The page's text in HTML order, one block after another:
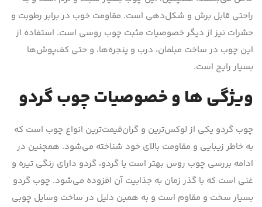
راحتی قابل برش و شکل‌دهی است. مقاومت خوب در برابر رطوبت و
حشرات نیز از دیگر خصوصیات مثبت چوب روسی است. استفاده از
این چوب در ساخت مبلمان، درب و پنجره‌ها، و حتی کف‌پوش‌ها
بسیار رایج است.
ویژگی ها و خصوصیات چوب گردو
چوب گردو یکی از لوکس‌ترین و گران‌قیمت‌ترین انواع چوب است که
به خاطر زیبایی و مقاومت بالای خود شناخته می‌شود. همچنین در
ادامه بررسی چوب روس بهتر است یا گردو، گردو دارای رنگی تیره و
غنی است که با گذر زمان به جذابیت آن افزوده می‌شود. چوب گردو
بسیار سخت و مقاوم است و به همین دلیل در ساخت وسایل چوبی